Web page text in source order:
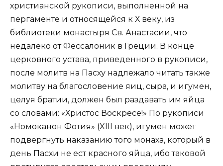
христианской рукописи, выполненной на
пергаменте и относящейся к Х веку, из
библиотеки монастыря Св. Анастасии, что
недалеко от Фессалоник в Греции. В конце
церковного устава, приведенного в рукописи,
после молитв на Пасху надлежало читать также
молитву на благословение яиц, сыра, и игумен,
целуя братии, должен был раздавать им яйца
со словами: «Христос Воскресе!» По рукописи
«Номоканон Фотия» (XIII век), игумен может
подвергнуть наказанию того монаха, который в
день Пасхи не ест красного яйца, ибо таковой